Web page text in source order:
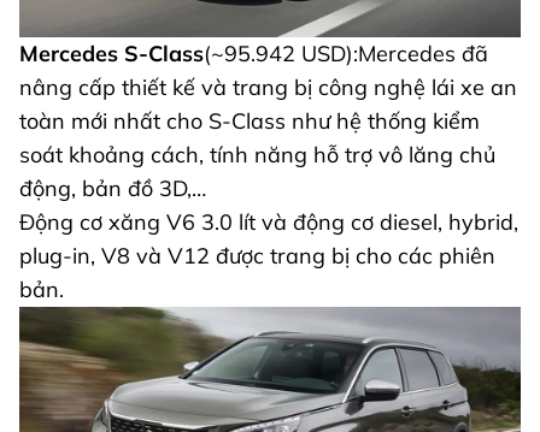
Mercedes S-Class(~95.942 USD):Mercedes đã
nâng cấp thiết kế và trang bị công nghệ lái xe an
toàn mới nhất cho S-Class như hệ thống kiểm
soát khoảng cách, tính năng hỗ trợ vô lăng chủ
động, bản đồ 3D,…
Động cơ xăng V6 3.0 lít và động cơ diesel, hybrid,
plug-in, V8 và V12 được trang bị cho các phiên
bản.